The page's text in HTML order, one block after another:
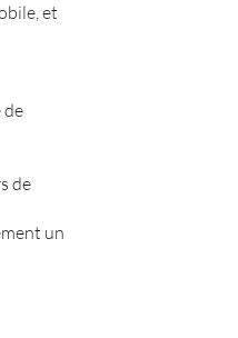
et
de
de
un